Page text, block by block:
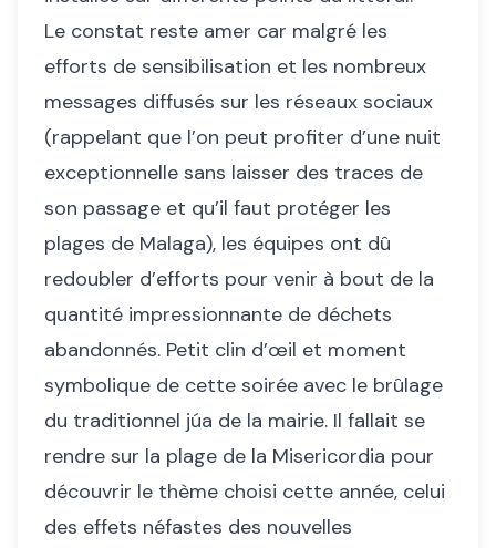
Le constat reste amer car malgré les
efforts de sensibilisation et les nombreux
messages diffusés sur les réseaux sociaux
(rappelant que l’on peut profiter d’une nuit
exceptionnelle sans laisser des traces de
son passage et qu’il faut protéger les
plages de Malaga), les équipes ont dû
redoubler d’efforts pour venir à bout de la
quantité impressionnante de déchets
abandonnés. Petit clin d’œil et moment
symbolique de cette soirée avec le brûlage
du traditionnel júa de la mairie. Il fallait se
rendre sur la plage de la Misericordia pour
découvrir le thème choisi cette année, celui
des effets néfastes des nouvelles